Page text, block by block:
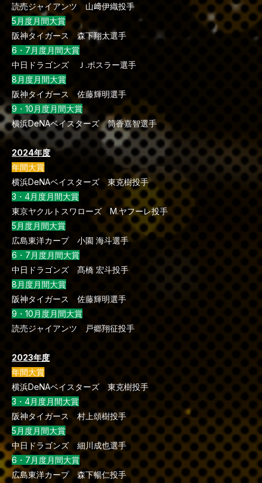
読売ジャイアンツ 山﨑伊織投手
5月度月間大賞
阪神タイガース 森下翔太選手
6・7月度月間大賞
中日ドラゴンズ Ｊ.ボスラー選手
8月度月間大賞
阪神タイガース 佐藤輝明選手
9・10月度月間大賞
横浜DeNAベイスターズ 筒香嘉智選手
2024年度
年間大賞
横浜DeNAベイスターズ 東克樹投手
3・4月度月間大賞
東京ヤクルトスワローズ M.ヤフーレ投手
5月度月間大賞
広島東洋カープ 小園 海斗選手
6・7月度月間大賞
中日ドラゴンズ 髙橋 宏斗投手
8月度月間大賞
阪神タイガース 佐藤輝明選手
9・10月度月間大賞
読売ジャイアンツ 戸郷翔征投手
2023年度
年間大賞
横浜DeNAベイスターズ 東克樹投手
3・4月度月間大賞
阪神タイガース 村上頌樹投手
5月度月間大賞
中日ドラゴンズ 細川成也選手
6・7月度月間大賞
広島東洋カープ 森下暢仁投手